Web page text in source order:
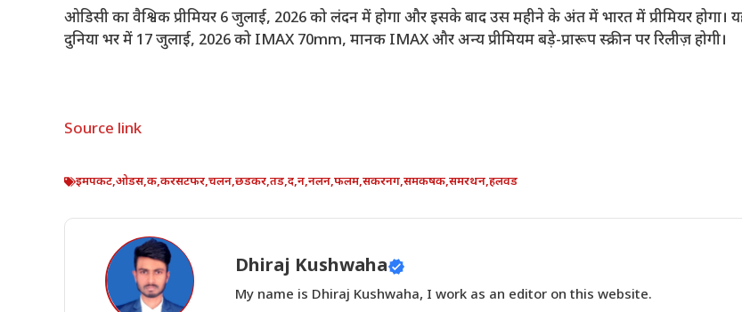
ओडिसी का वैश्विक प्रीमियर 6 जुलाई, 2026 को लंदन में होगा और इसके बाद उस महीने के अंत में भारत में प्रीमियर होगा।
दुनिया भर में 17 जुलाई, 2026 को IMAX 70mm, मानक IMAX और अन्य प्रीमियम बड़े-प्रारूप स्क्रीन पर रिलीज़ होगी।
Source link
इमपकट,ओडस,क,करसटफर,चलन,छडकर,तड,द,न,नलन,फलम,सकरनग,समकषक,समरथन,हलवड
Dhiraj Kushwaha
My name is Dhiraj Kushwaha, I work as an editor on this website.